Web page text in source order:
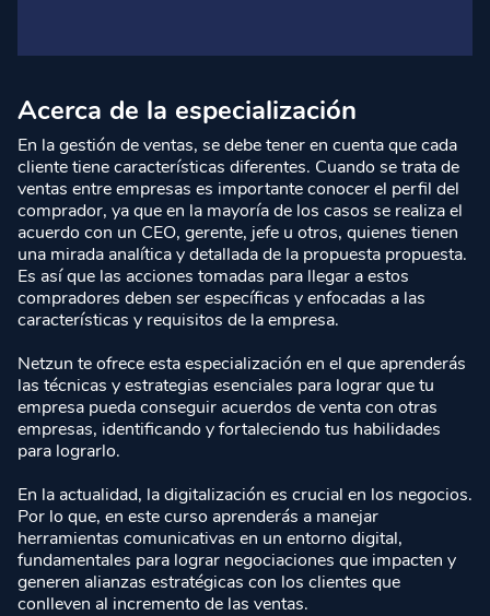
Acerca de la especialización
En la gestión de ventas, se debe tener en cuenta que cada
cliente tiene características diferentes. Cuando se trata de
ventas entre empresas es importante conocer el perfil del
comprador, ya que en la mayoría de los casos se realiza el
acuerdo con un CEO, gerente, jefe u otros, quienes tienen
una mirada analítica y detallada de la propuesta propuesta.
Es así que las acciones tomadas para llegar a estos
compradores deben ser específicas y enfocadas a las
características y requisitos de la empresa.
Netzun te ofrece esta especialización en el que aprenderás
las técnicas y estrategias esenciales para lograr que tu
empresa pueda conseguir acuerdos de venta con otras
empresas, identificando y fortaleciendo tus habilidades
para lograrlo.
En la actualidad, la digitalización es crucial en los negocios.
Por lo que, en este curso aprenderás a manejar
herramientas comunicativas en un entorno digital,
fundamentales para lograr negociaciones que impacten y
generen alianzas estratégicas con los clientes que
conlleven al incremento de las ventas.